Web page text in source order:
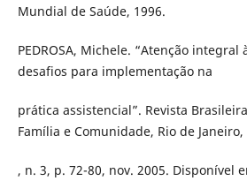
Mundial de Saúde, 1996.
PEDROSA, Michele. “Atenção
desafios para implementação na
prática assistencial”. Revista
Família e Comunidade, Rio de Janeiro,
, n. 3, p. 72-80, nov. 2005. Disponível